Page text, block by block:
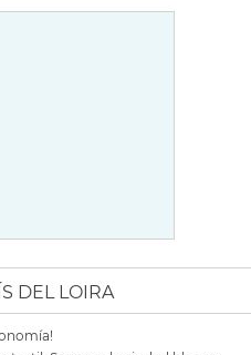
DEL LOIRA